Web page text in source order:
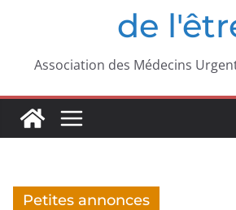
de
Association des Médecins
Petites annonces